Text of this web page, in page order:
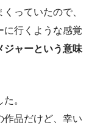
っていたので、
に行くような感覚
ジャーという意味
。
品だけど、幸い